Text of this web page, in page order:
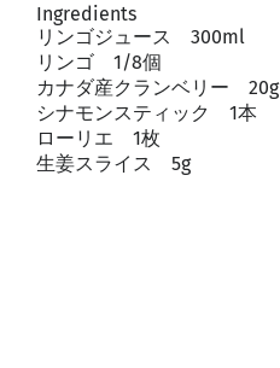
Ingredients
リンゴジュース 300ml
リンゴ 1/8個
カナダ産クランベリー 20g
シナモンスティック 1本
ローリエ 1枚
生姜スライス 5g